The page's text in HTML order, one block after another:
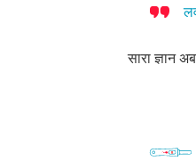
सारा ज्ञान